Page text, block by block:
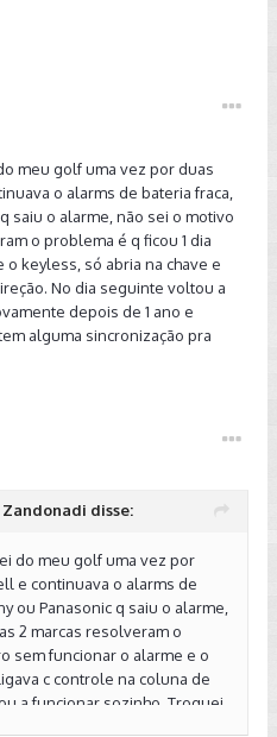
meu golf uma vez por duas
o alarms de bateria fraca,
saiu o alarme, não sei o motivo
o problema é q ficou 1 dia
keyless, só abria na chave e
No dia seguinte voltou a
depois de 1 ano e
alguma sincronização pra
Zandonadi disse:
do meu golf uma vez por
e continuava o alarms de
ou Panasonic q saiu o alarme,
2 marcas resolveram o
sem funcionar o alarme e o
c controle na coluna de
a funcionar sozinho. Troquei
aconteceu a msm